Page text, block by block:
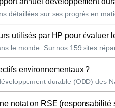
annuel développement
détaillées sur ses progrès en
utilisés par HP pour évaluer
le monde. Sur nos 159 sites
environnementaux ?
durable (ODD) des
RSE (responsabilité